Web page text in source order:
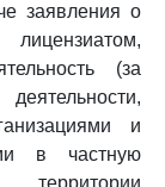
заявления о
(за
и
в частную